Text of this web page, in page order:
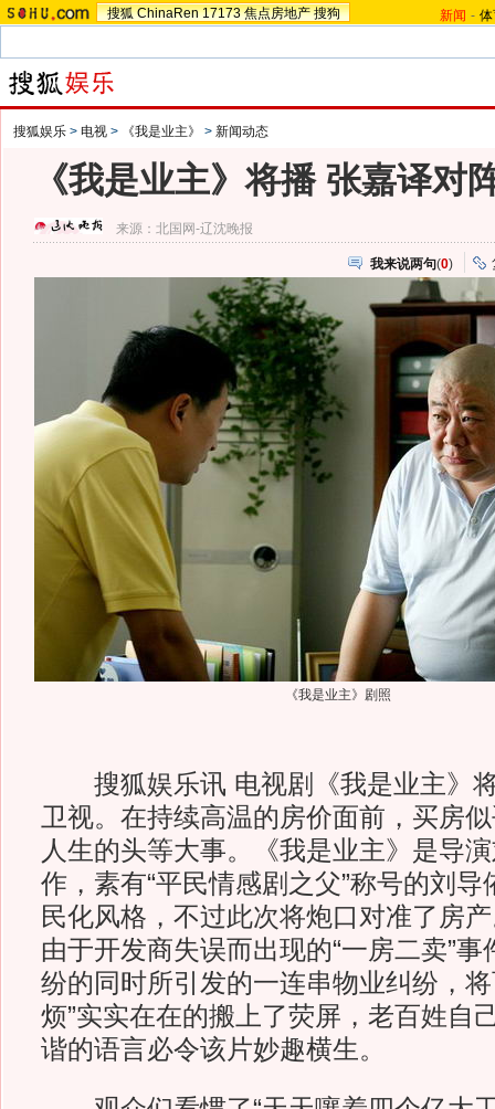
搜狐 ChinaRen 17173 焦点房地产 搜狗 新闻 -
搜狐娱乐 > 电视 > 《我是业主》 > 新闻动态
《我是业主》将播 张嘉译对
来源： 北国网-辽沈晚报
我来说两句(0)
《我是业主》剧照
搜狐娱乐讯 电视剧《我是业主》
卫视。在持续高温的房价面前，买房
人生的头等大事。《我是业主》是导
作，素有“平民情感剧之父”称号的刘
民化风格，不过此次将炮口对准了房
由于开发商失误而出现的“一房二卖”
纷的同时所引发的一连串物业纠纷，
烦”实实在在的搬上了荧屏，老百姓自
谐的语言必令该片妙趣横生。